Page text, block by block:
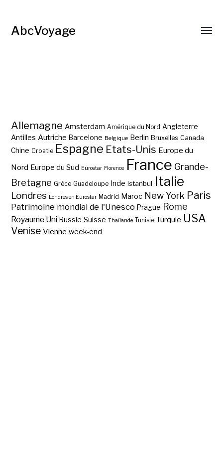
AbcVoyage
Allemagne Amsterdam Amérique du Nord Angleterre
Antilles Autriche Barcelone Belgique Berlin Bruxelles Canada
Chine Croatie Espagne Etats-Unis Europe du
Nord Europe du Sud Eurostar Florence France Grande-
Bretagne Grèce Guadeloupe Inde Istanbul Italie
Londres Londres en Eurostar Madrid Maroc New York Paris
Patrimoine mondial de l'Unesco Prague Rome
Royaume Uni Russie Suisse Thaïlande Tunisie Turquie USA
Venise Vienne week-end